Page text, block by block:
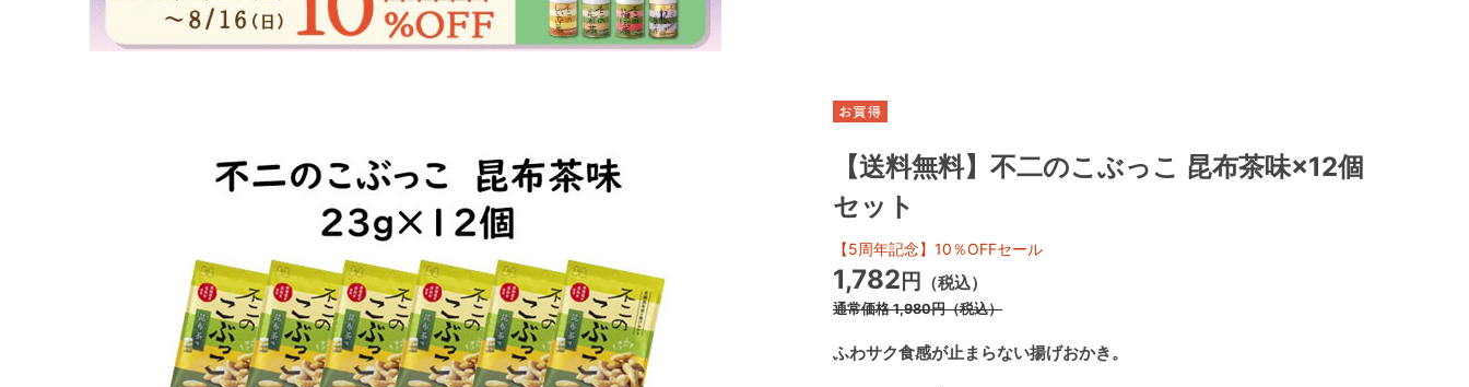
ふわサク食感が止まらない揚げおかき。
【送料無料】不二のこぶっこ 昆布茶味×12個
セット
【5周年記念】10％OFFセール
1,782円 （税込）
通常価格1,980円（税込）